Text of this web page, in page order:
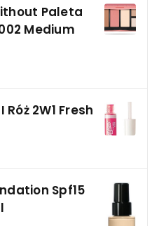
Paleta
Medium
2W1 Fresh
Spf15